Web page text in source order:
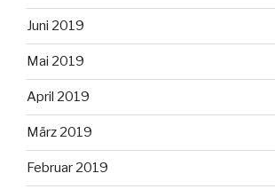
Juni 2019
Mai 2019
April 2019
März 2019
Februar 2019